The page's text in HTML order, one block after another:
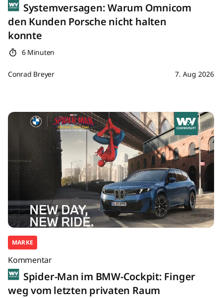
Systemversagen: Warum Omnicom
den Kunden Porsche nicht halten
konnte
6 Minuten
Conrad Breyer 7. Aug 2026
MARKE
Kommentar
Spider-Man im BMW-Cockpit: Finger
weg vom letzten privaten Raum